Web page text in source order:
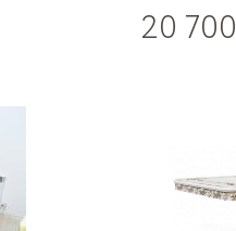
20 700